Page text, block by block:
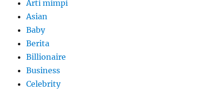
Arti mimpi
Asian
Baby
Berita
Billionaire
Business
Celebrity